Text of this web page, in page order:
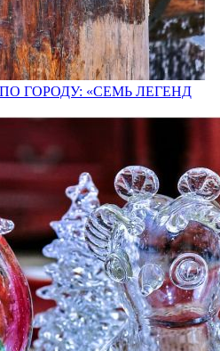
ГОРОДУ: «СЕМЬ ЛЕГЕНД